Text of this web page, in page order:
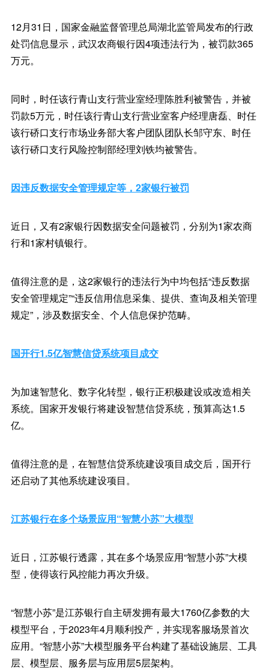
12月31日，国家金融监督管理总局湖北监管局发布的行政
处罚信息显示，武汉农商银行因4项违法行为，被罚款365
万元。
同时，时任该行青山支行营业室经理陈胜利被警告，并被
罚款5万元，时任该行青山支行营业室客户经理唐磊、时任
该行硚口支行市场业务部大客户团队团队长邹守东、时任
该行硚口支行风险控制部经理刘铁均被警告。
因违反数据安全管理规定等，2家银行被罚
近日，又有2家银行因数据安全问题被罚，分别为1家农商
行和1家村镇银行。
值得注意的是，这2家银行的违法行为中均包括“违反数据
安全管理规定”“违反信用信息采集、提供、查询及相关管理
规定”，涉及数据安全、个人信息保护范畴。
国开行1.5亿智慧信贷系统项目成交
为加速智慧化、数字化转型，银行正积极建设或改造相关
系统。国家开发银行将建设智慧信贷系统，预算高达1.5
亿。
值得注意的是，在智慧信贷系统建设项目成交后，国开行
还启动了其他系统建设项目。
江苏银行在多个场景应用“智慧小苏”大模型
近日，江苏银行透露，其在多个场景应用“智慧小苏”大模
型，使得该行风控能力再次升级。
“智慧小苏”是江苏银行自主研发拥有最大1760亿参数的大
模型平台，于2023年4月顺利投产，并实现客服场景首次
应用。“智慧小苏”大模型服务平台构建了基础设施层、工具
层、模型层、服务层与应用层5层架构。